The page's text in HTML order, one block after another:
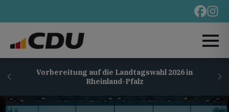
Vorbereitung auf die Landtagswahl 2026 in
Rheinland-Pfalz